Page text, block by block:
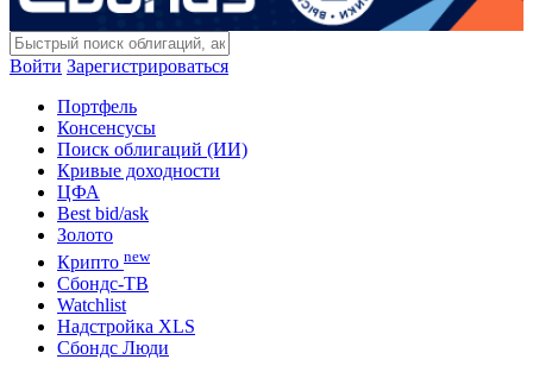
Войти Зарегистрироваться
Портфель
Консенсусы
Поиск облигаций (ИИ)
Кривые доходности
ЦФА
Best bid/ask
Золото
Крипто new
Сбондс-ТВ
Watchlist
Надстройка XLS
Сбондс Люди